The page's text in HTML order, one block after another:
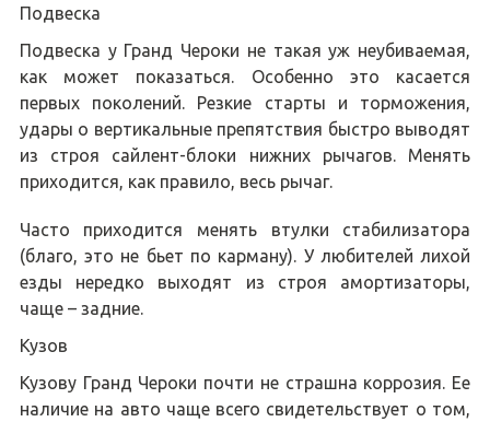
Подвеска
Подвеска у Гранд Чероки не такая уж неубиваемая,
как может показаться. Особенно это касается
первых поколений. Резкие старты и торможения,
удары о вертикальные препятствия быстро выводят
из строя сайлент-блоки нижних рычагов. Менять
приходится, как правило, весь рычаг.
Часто приходится менять втулки стабилизатора
(благо, это не бьет по карману). У любителей лихой
езды нередко выходят из строя амортизаторы,
чаще – задние.
Кузов
Кузову Гранд Чероки почти не страшна коррозия. Ее
наличие на авто чаще всего свидетельствует о том,